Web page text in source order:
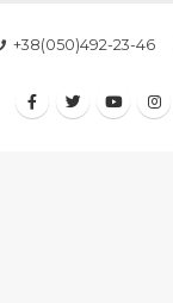
+38(050)492-23-46